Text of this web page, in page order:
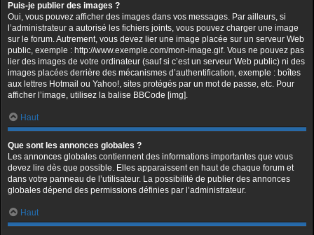
Puis-je publier des images ?
Oui, vous pouvez afficher des images dans vos messages. Par ailleurs, si
l’administrateur a autorisé les fichiers joints, vous pouvez charger une image
sur le forum. Autrement, vous devez lier une image placée sur un serveur Web
public, exemple : http://www.exemple.com/mon-image.gif. Vous ne pouvez pas
lier des images de votre ordinateur (sauf si c’est un serveur Web public) ni des
images placées derrière des mécanismes d’authentification, exemple : boîtes
aux lettres Hotmail ou Yahoo!, sites protégés par un mot de passe, etc. Pour
afficher l’image, utilisez la balise BBCode [img].
Haut
Que sont les annonces globales ?
Les annonces globales contiennent des informations importantes que vous
devez lire dès que possible. Elles apparaissent en haut de chaque forum et
dans votre panneau de l’utilisateur. La possibilité de publier des annonces
globales dépend des permissions définies par l’administrateur.
Haut